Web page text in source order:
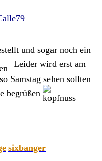
und sogar noch ein
Leider wird erst am
Samstag sehen sollten
begrüßen
sixbanger